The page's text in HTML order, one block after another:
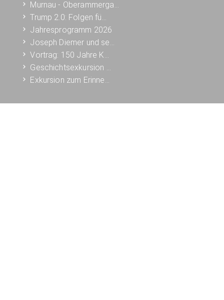
Murnau - Oberammerga…
Trump 2.0: Folgen fü…
Jahresprogramm 2026
Joseph Diemer und se…
Vortrag: 150 Jahre K…
Geschichtsexkursion …
Exkursion zum Erinne…